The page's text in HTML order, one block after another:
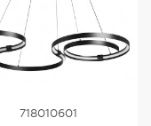
718010601